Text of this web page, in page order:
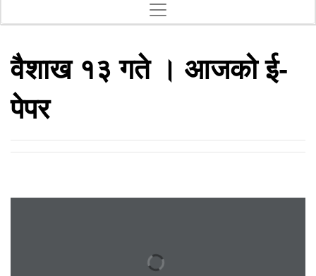
वैशाख १३ गते । आजको ई-
पेपर